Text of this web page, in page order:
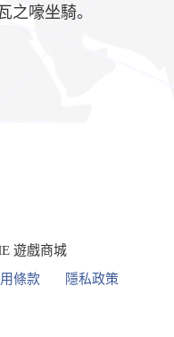
之嚎坐騎。
遊戲商城
條款 隱私政策